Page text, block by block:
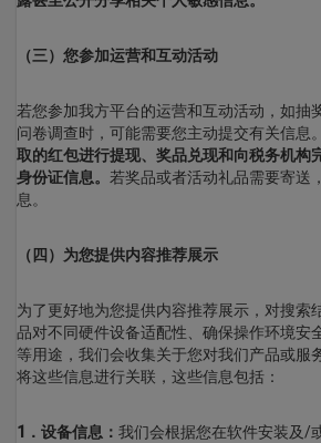
（三）您参加运营和互动活动
若您参加我方平台的运营和互动活动，如抽
问卷调查时，可能需要您主动提交有关信息。
取的红包进行提现、奖品兑现和向税务机构
身份证信息。 若奖品或者活动礼品需要寄送
息。
（四）为您提供内容推荐展示
为了更好地为您提供内容推荐展示，对搜索
品对不同硬件设备适配性、确保操作环境安
等用途，我们会收集关于您对我们产品或服
将这些信息进行关联，这些信息包括：
1．设备信息： 我们会根据您在软件安装及/